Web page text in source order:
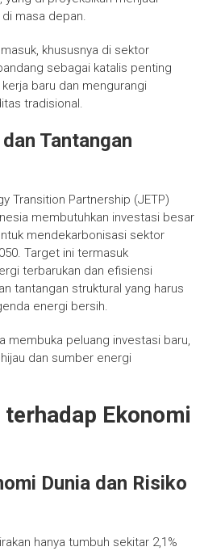
masa depan.
khususnya di sektor
sebagai katalis penting
baru dan mengurangi
tradisional.
Tantangan
Transition Partnership (JETP)
membutuhkan investasi besar
mendekarbonisasi sektor
Target ini termasuk
terbarukan dan efisiensi
tantangan struktural yang harus
energi bersih.
membuka peluang investasi baru,
dan sumber energi
Ekonomi
Dunia dan Risiko
hanya tumbuh sekitar 2,1%